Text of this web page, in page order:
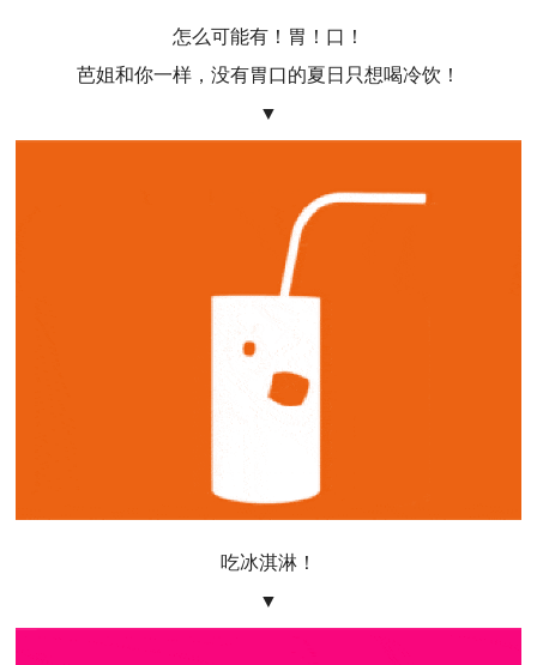
怎么可能有！胃！口！
芭姐和你一样，没有胃口的夏日只想喝冷饮！
▼
吃冰淇淋！
▼